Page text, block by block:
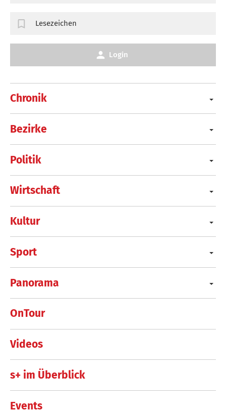
Chronik
Bezirke
Politik
Wirtschaft
Kultur
Sport
Panorama
OnTour
Videos
s+ im Überblick
Events
Lesezeichen
Login